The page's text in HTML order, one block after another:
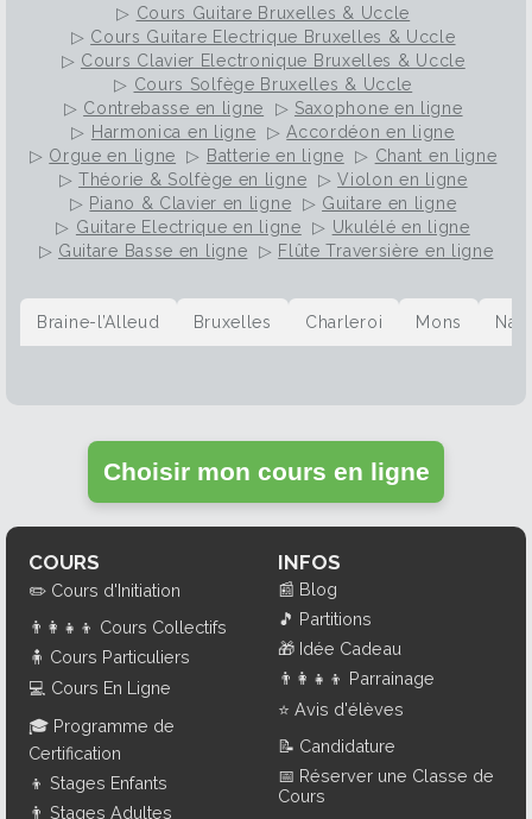
▷ Cours Guitare Bruxelles & Uccle
▷ Cours Guitare Electrique Bruxelles & Uccle
▷ Cours Clavier Electronique Bruxelles & Uccle
▷ Cours Solfège Bruxelles & Uccle
▷ Contrebasse en ligne ▷ Saxophone en ligne
▷ Harmonica en ligne ▷Accordéon en ligne
▷ Orgue en ligne ▷ Batterie en ligne ▷ Chant en ligne
▷Théorie & Solfège en ligne ▷Violon en ligne
▷ Piano & Clavier en ligne ▷ Guitare en ligne
▷ Guitare Electrique en ligne ▷ Ukulélé en ligne
▷ Guitare Basse en ligne ▷ Flûte Traversière en ligne
Braine-l’Alleud Bruxelles Charleroi Mons
Choisir mon cours en ligne
COURS
✏️ Cours d'Initiation
👨‍👩‍👧‍👦 Cours Collectifs
🧍 Cours Particuliers
💻 Cours En Ligne
🎓 Programme de
Certification
👦 Stages Enfants
👨 Stages Adultes
INFOS
📰 Blog
🎵 Partitions
🎁 Idée Cadeau
👨‍👩‍👧‍👦 Parrainage
⭐ Avis d'élèves
📝 Candidature
📅 Réserver une Classe de
Cours